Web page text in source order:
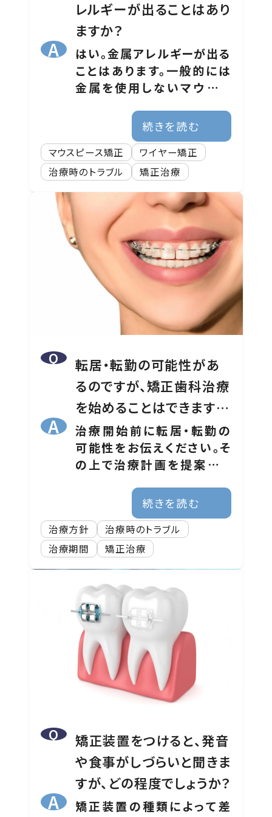
レルギーが出ることはあり
ますか？
はい。金属アレルギーが出る
ことはあります。一般的には
金属を使用しないマウスピ
ルギーに対する治療と並行
して矯正治療を進めたりしま
す。
続きを読む
マウスピース矯正
ワイヤー矯正
治療時のトラブル
矯正治療
転居・転勤の可能性があ
るのですが、矯正歯科治療
を始めることはできます
か？
治療開始前に転居・転勤の
可能性をお伝えください。そ
の上で治療計画を提案させ
の医院で治療継続される場
合は紹介状や治療データを
準備させていただきます。
続きを読む
治療方針
治療時のトラブル
治療期間
矯正治療
矯正装置をつけると、発音
や食事がしづらいと聞きま
すが、どの程度でしょうか？
矯正装置の種類によって差